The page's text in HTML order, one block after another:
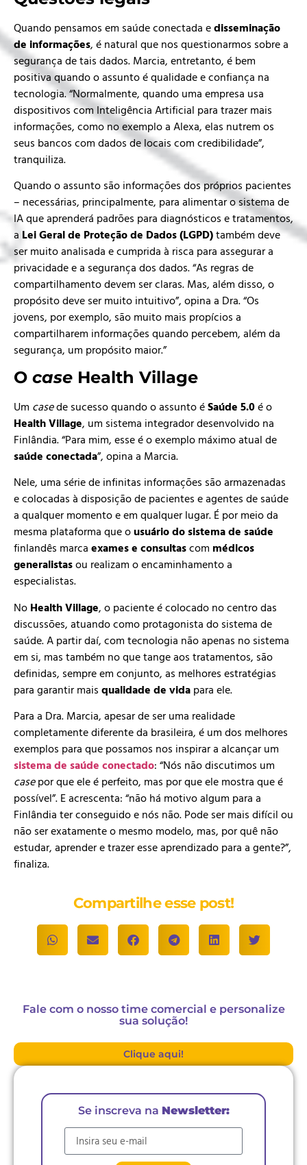
Quando pensamos em saúde conectada edisseminação
de informações, é natural que nos questionarmos sobre a
segurança de tais dados. Marcia, entretanto, é bem
positiva quando o assunto é qualidade e confiança na
tecnologia. “Normalmente, quando uma empresa usa
dispositivos com Inteligência Artificial para trazer mais
informações, como no exemplo a Alexa, elas nutrem os
seus bancos com dados de locais com credibilidade”,
tranquiliza.
Quando o assunto são informações dos próprios pacientes
– necessárias, principalmente, para alimentar o sistema de
IA que aprenderá padrões para diagnósticos e tratamentos,
a Lei Geral de Proteção de Dados (LGPD)também deve
ser muito analisada e cumprida à risca para assegurar a
privacidade e a segurança dos dados. “As regras de
compartilhamento devem ser claras. Mas, além disso, o
propósito deve ser muito intuitivo”, opina a Dra. “Os
jovens, por exemplo, são muito mais propícios a
compartilharem informações quando percebem, além da
segurança, um propósito maior.”
O case Health Village
Um casede sucesso quando o assunto éSaúde 5.0é o
Health Village, um sistema integrador desenvolvido na
Finlândia. “Para mim, esse é o exemplo máximo atual de
saúde conectada”, opina a Marcia.
Nele, uma série de infinitas informações são armazenadas
e colocadas à disposição de pacientes e agentes de saúde
a qualquer momento e em qualquer lugar. É por meio da
mesma plataforma que ousuário do sistema de saúde
finlandês marca exames e consultascom médicos
generalistasou realizam o encaminhamento a
especialistas.
No Health Village, o paciente é colocado no centro das
discussões, atuando como protagonista do sistema de
saúde. A partir daí, com tecnologia não apenas no sistema
em si, mas também no que tange aos tratamentos, são
definidas, sempre em conjunto, as melhores estratégias
para garantir mais qualidade de vida para ele.
Para a Dra. Marcia, apesar de ser uma realidade
completamente diferente da brasileira, é um dos melhores
exemplos para que possamos nos inspirar a alcançar um
sistema de saúde conectado: “Nós não discutimos um
casepor que ele é perfeito, mas por que ele mostra que é
possível”. E acrescenta: “não há motivo algum para a
Finlândia ter conseguido e nós não. Pode ser mais difícil ou
não ser exatamente o mesmo modelo, mas, por quê não
estudar, aprender e trazer esse aprendizado para a gente?”,
finaliza.
Compartilhe esse post!
Fale com o nosso time comercial e personalize
sua solução!
Clique aqui!
Se inscreva na Newsletter: